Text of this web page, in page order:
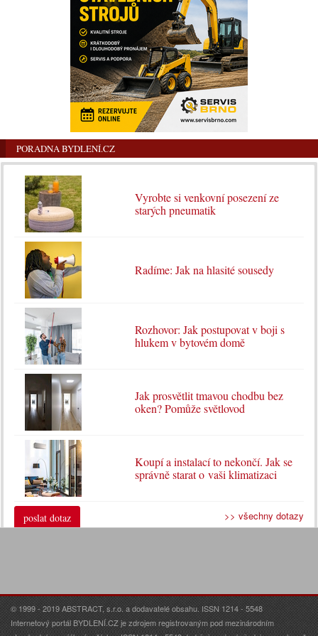
PORADNA BYDLENÍ.CZ
Vyrobte si venkovní posezení ze
starých pneumatik
Radíme: Jak na hlasité sousedy
Rozhovor: Jak postupovat v boji s
hlukem v bytovém domě
Jak prosvětlit tmavou chodbu bez
oken? Pomůže světlovod
Koupí a instalací to nekončí. Jak se
správně starat o vaši klimatizaci
poslat dotaz >> všechny dotazy
© 1999 - 2019 ABSTRACT, s.r.o. a dodavatelé obsahu. ISSN 1214 - 5548
Internetový portál BYDLENÍ.CZ je zdrojem registrovaným pod mezinárodním